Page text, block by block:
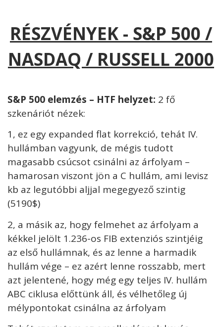
RÉSZVÉNYEK - S&P 500 /
NASDAQ / RUSSELL 2000
S&P 500 elemzés – HTF helyzet: 2 fő
szkenáriót nézek:
1, ez egy expanded flat korrekció, tehát IV.
hullámban vagyunk, de mégis tudott
magasabb csúcsot csinálni az árfolyam –
hamarosan viszont jön a C hullám, ami levisz
kb az legutóbbi aljjal megegyező szintig
(5190$)
2, a másik az, hogy felmehet az árfolyam a
kékkel jelölt 1.236-os FIB extenziós szintjéig
az első hullámnak, és az lenne a harmadik
hullám vége – ez azért lenne rosszabb, mert
azt jelentené, hogy még egy teljes IV. hullám
ABC ciklusa előttünk áll, és vélhetőleg új
mélypontokat csinálna az árfolyam